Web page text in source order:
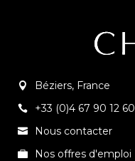
Béziers, France
+33 (0)4 67 90 12 60
Nous contacter
Nos offres d'emploi